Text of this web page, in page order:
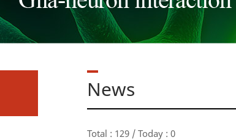
News
Total : 129 / Today : 0